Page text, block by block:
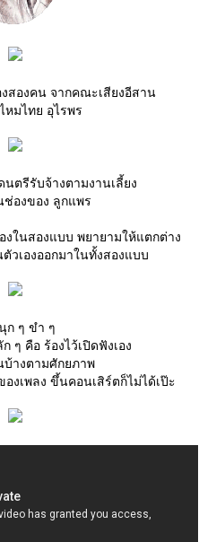
สองคน จากคณะเสียงอีสาน
หมไทย อุไรพร
นตรีรับจ้างตามงานเลี้ยง
ช่องของ ลูกแพร
ในสองแบบ พยายามให้แตกต่าง
เองออกมาในทั้งสองแบบ
ก ๆ ขำ ๆ
ๆ คือ ร้องไว้เปิดฟังเอง
บ้างตามศักยภาพ
องเพลง ขึ้นคอนเสิร์ตก็ไม่ได้เป๊ะ